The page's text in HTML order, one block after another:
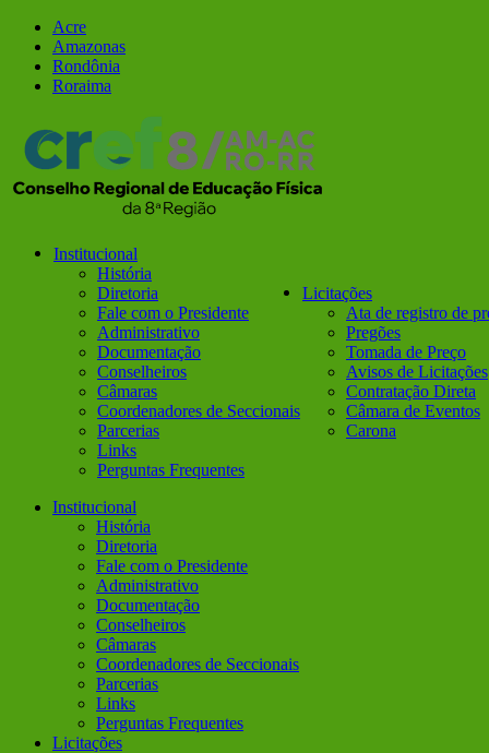
para
conteúdo
Facebook
Instagram
Acre
Amazonas
Rondônia
Roraima
Institucional
História
Diretoria
Fale com o Presidente
Administrativo
Documentação
Conselheiros
Câmaras
Coordenadores de Seccionais
Parcerias
Links
Perguntas Frequentes
Licitações
Ata de registro de
Pregões
Tomada de Preço
Avisos de Licitações
Contratação Direta
Câmara de Eventos
Carona
Institucional
História
Diretoria
Fale com o Presidente
Administrativo
Documentação
Conselheiros
Câmaras
Coordenadores de Seccionais
Parcerias
Links
Perguntas Frequentes
Licitações